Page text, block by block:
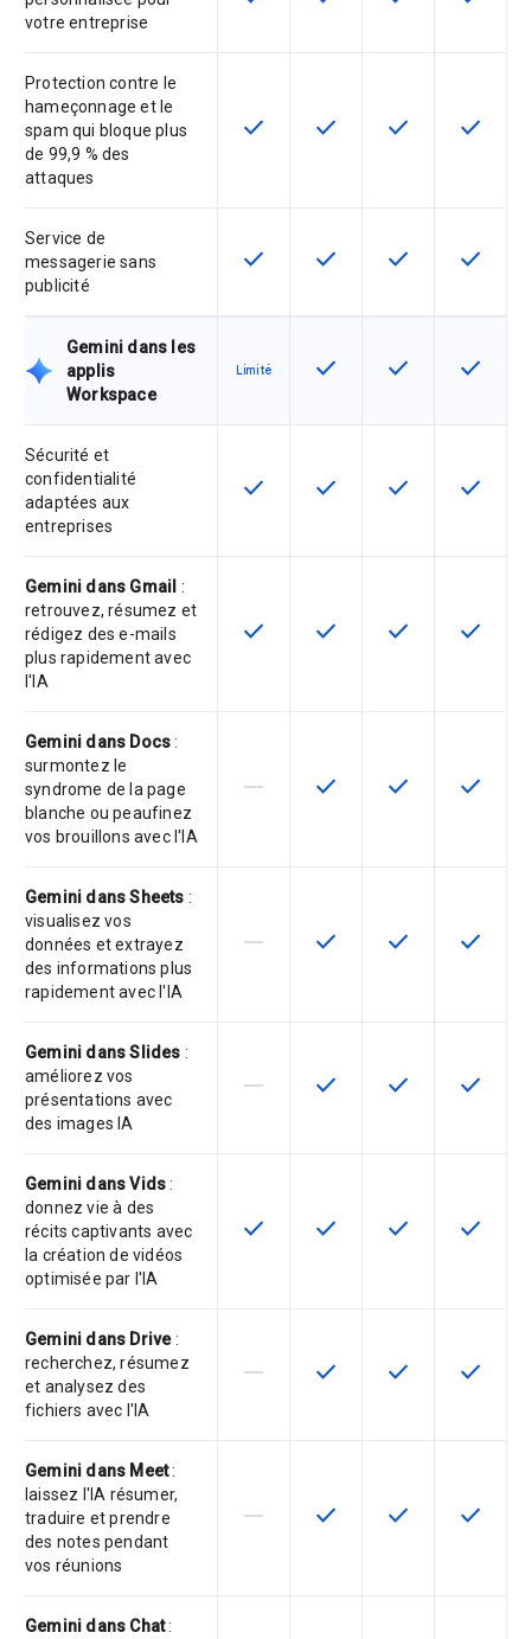
votre entreprise
Protection contre le
hameçonnage et le
spam qui bloque plus
de 99,9 % des
attaques
Cette fonctionnalité est disponible
check Cette fonctionnalité est
check Cette
check Cette
check
Service de
messagerie sans
publicité
Cette fonctionnalité est disponible
check Cette fonctionnalité est
check Cette
check Cette
check
Gemini dans les
applis
Workspace
Limité Cette fonctionnalité est
check Cette
check Cette
check
Sécurité et
confidentialité
adaptées aux
entreprises
Cette fonctionnalité est disponible
check Cette fonctionnalité est
check Cette
check Cette
check
Gemini dans Gmail :
retrouvez, résumez et
rédigez des e-mails
plus rapidement avec
l'IA
Cette fonctionnalité est disponible
check Cette fonctionnalité est
check Cette
check Cette
check
Gemini dans Docs:
surmontez le
syndrome de la page
blanche ou peaufinez
vos brouillons avec l'IA
Cette fonctionnalité n'est pas
horizontal_rule Cette fonctionnalité est
check Cette
check Cette
check
Gemini dans Sheets :
visualisez vos
données et extrayez
des informations plus
rapidement avec l'IA
Cette fonctionnalité n'est pas
horizontal_rule Cette fonctionnalité est
check Cette
check Cette
check
Gemini dans Slides :
améliorez vos
présentations avec
des images IA
Cette fonctionnalité n'est pas
horizontal_rule Cette fonctionnalité est
check Cette
check Cette
check
Gemini dans Vids:
donnez vie à des
récits captivants avec
la création de vidéos
optimisée par l'IA
Cette fonctionnalité est disponible
check Cette fonctionnalité est
check Cette
check Cette
check
Gemini dans Drive:
recherchez, résumez
et analysez des
fichiers avec l'IA
Cette fonctionnalité n'est pas
horizontal_rule Cette fonctionnalité est
check Cette
check Cette
check
Gemini dans Meet:
laissez l'IA résumer,
traduire et prendre
des notes pendant
vos réunions
Cette fonctionnalité n'est pas
horizontal_rule Cette fonctionnalité est
check Cette
check Cette
check
Gemini dans Chat: